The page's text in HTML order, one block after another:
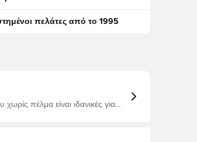
πελάτες από το 1995
πέλμα είναι ιδανικές για